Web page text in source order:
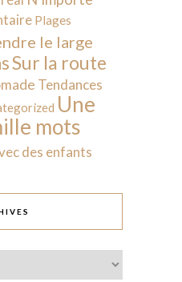
Plages
le large
Sur la route
Tendances
Une
mots
des enfants